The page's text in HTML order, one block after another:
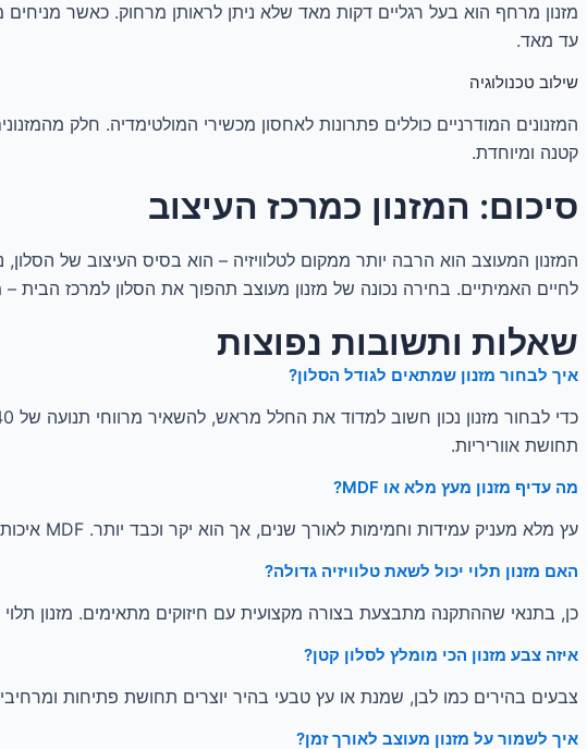
מזנון מרחף הוא בעל רגליים דקות מאד שלא ניתן לראותן מרחוק. כאשר
עד מאד.
שילוב טכנולוגיה
המזנונים המודרניים כוללים פתרונות לאחסון מכשירי המולטימדיה. חלק
קטנה ומיוחדת.
סיכום: המזנון כמרכז העיצוב
המזנון המעוצב הוא הרבה יותר ממקום לטלוויזיה – הוא בסיס העיצוב של
לחיים האמיתיים. בחירה נכונה של מזנון מעוצב תהפוך את הסלון למרכז הבית –
שאלות ותשובות נפוצות
איך לבחור מזנון שמתאים לגודל הסלון?
תחושת אווריריות.
מה עדיף מזנון מעץ מלא או MDF?
עץ מלא מעניק עמידות וחמימות לאורך שנים, אך הוא יקר וכבד יותר. MDF איכותי מציע פתרון עיצובי קליל וזול יותר, עם אפשרות למגוון רחב של גימורים. הבחירה תלויה בתקציב ובצרכים.
האם מזנון תלוי יכול לשאת טלוויזיה גדולה?
כן, בתנאי שההתקנה מתבצעת בצורה מקצועית עם חיזוקים מתאימים. מזנון
איזה צבע מזנון הכי מומלץ לסלון קטן?
צבעים בהירים כמו לבן, שמנת או עץ טבעי בהיר יוצרים תחושת פתיחות
איך לשמור על מזנון מעוצב לאורך זמן?